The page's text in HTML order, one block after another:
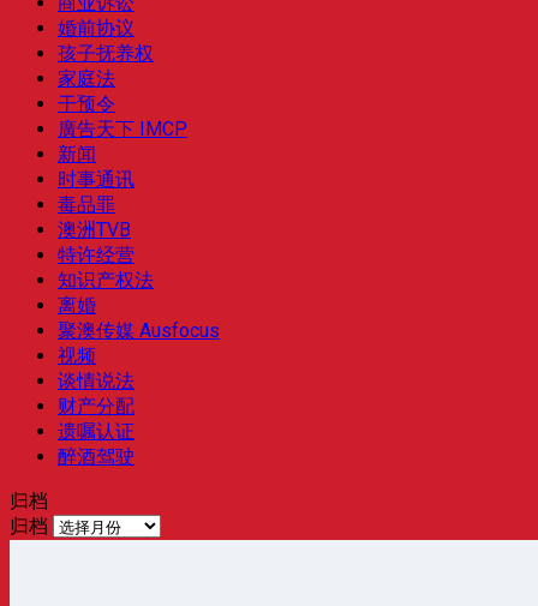
婚前协议
孩子抚养权
家庭法
干预令
廣告天下 IMCP
新闻
时事通讯
毒品罪
澳洲TVB
特许经营
知识产权法
离婚
聚澳传媒 Ausfocus
视频
谈情说法
财产分配
遗嘱认证
醉酒驾驶
归档
归档